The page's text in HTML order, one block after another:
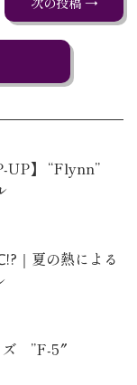
UP】 “Flynn”
｜夏の熱による
ズ ”F-5″